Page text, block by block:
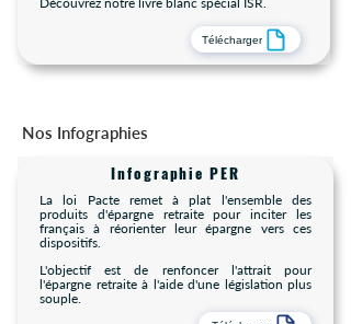
Télécharger
Nos Infographies
Infographie PER
La loi Pacte remet à plat l'ensemble des
produits d'épargne retraite pour inciter les
français à réorienter leur épargne vers ces
dispositifs.
L'objectif est de renfoncer l'attrait pour
l'épargne retraite à l'aide d'une législation plus
souple.